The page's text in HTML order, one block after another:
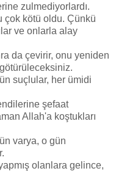
zulmediyorlardı.
çok kötü oldu. Çünkü
ve onlarla alay
da çevirir, onu yeniden
suçlular, her ümidi
şefaat
Allah'a koştukları
varya, o gün
olanlara gelince,